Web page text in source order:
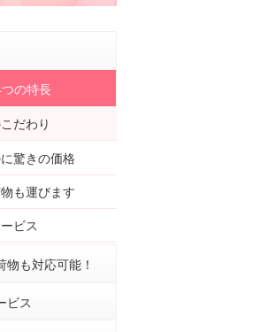
の特長
だわり
驚きの価格
も運びます
ビス
物も対応可能！
ビス